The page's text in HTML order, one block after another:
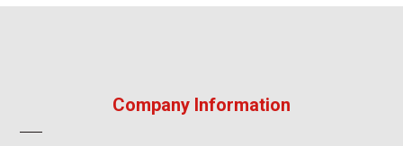
Company Information